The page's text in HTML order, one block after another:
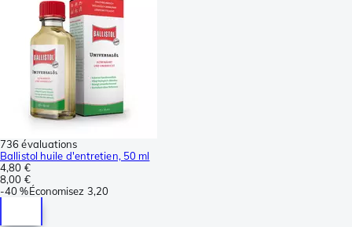
736 évaluations
Ballistol huile d'entretien, 50 ml
4,80 €
8,00 €
-40 %Économisez 3,20